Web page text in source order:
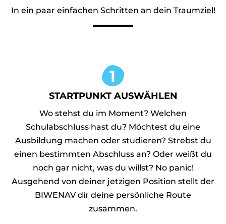
In ein paar einfachen Schritten an dein Traumziel!
STARTPUNKT AUSWÄHLEN
Wo stehst du im Moment? Welchen
Schulabschluss hast du? Möchtest du eine
Ausbildung machen oder studieren? Strebst du
einen bestimmten Abschluss an? Oder weißt du
noch gar nicht, was du willst? No panic!
Ausgehend von deiner jetzigen Position stellt der
BIWENAV dir deine persönliche Route
zusammen.